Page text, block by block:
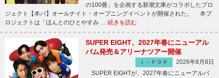
の100冊」を企画する新潮文庫がコラボしたプロ
ジェクト【本パ】オールナイト・オープニングイベントが開催された。 本プ
ロジェクトは「ほんとのひとやすみ … 続きを読む
SUPER EIGHT、2027年春にニューアル
バム発売＆アリーナツアー開催
Ｊ－ＰＯＰ
2026年8月8日
SUPER EIGHTが、2027年春にニューアルバ